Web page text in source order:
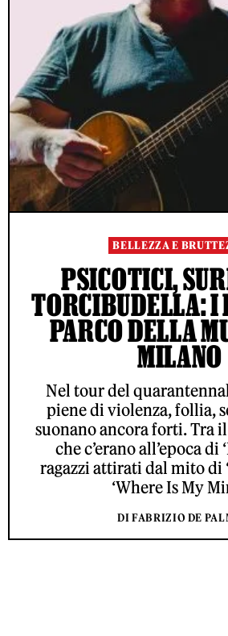
BELLEZZA E
PSICOTICI,
TORCIBUDELLA: I
PARCO DELLA
MILANO
Nel tour del
piene di violenza, follia,
suonano ancora forti. Tra
che c’erano all’epoca di
ragazzi attirati dal mito di
‘Where Is My
DI FABRIZIO DE